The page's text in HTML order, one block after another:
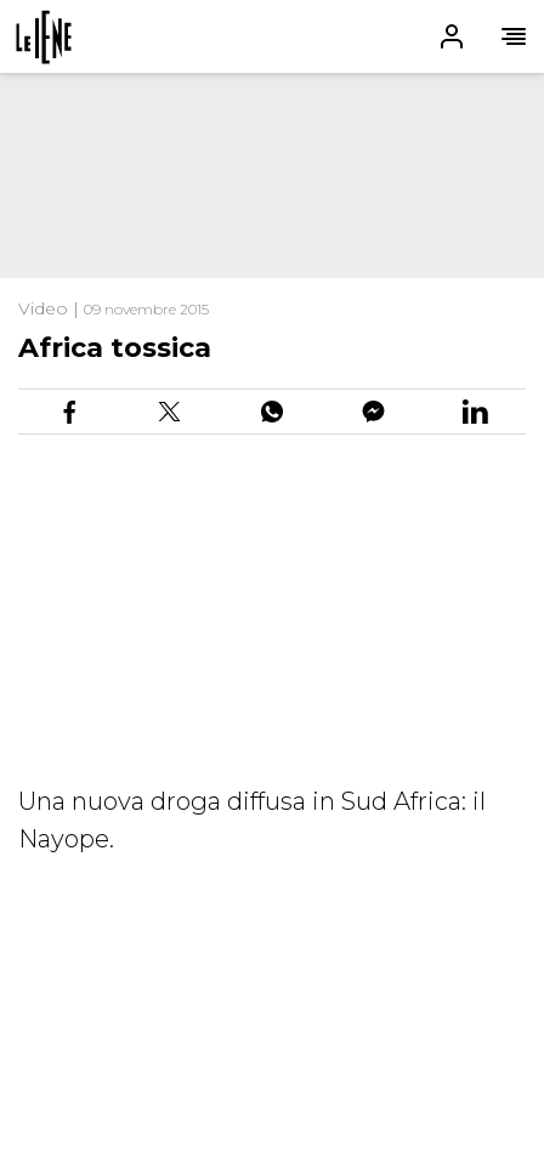
Video | 09 novembre 2015
Africa tossica
Una nuova droga diffusa in Sud Africa: il
Nayope.